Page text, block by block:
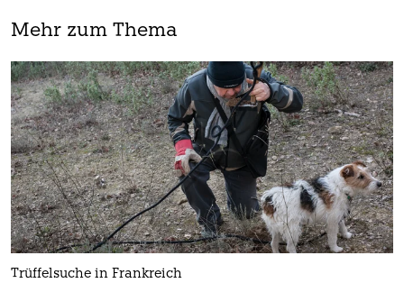
Mehr zum Thema
Trüffelsuche in Frankreich